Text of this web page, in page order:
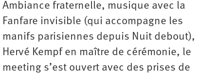
Ambiance fraternelle, musique avec la
Fanfare invisible (qui accompagne les
manifs parisiennes depuis Nuit debout),
Hervé Kempf en maître de cérémonie, le
meeting s’est ouvert avec des prises de